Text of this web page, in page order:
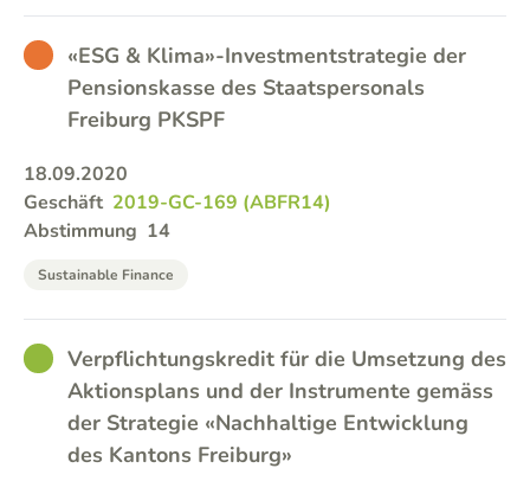
BAD «ESG & Klima»-Investmentstrategie der
Pensionskasse des Staatspersonals
Freiburg PKSPF
18.09.2020
Geschäft 2019-GC-169 (ABFR14)
Abstimmung 14
Sustainable Finance
GOODVerpflichtungskredit für die Umsetzung des
Aktionsplans und der Instrumente gemäss
der Strategie «Nachhaltige Entwicklung
des Kantons Freiburg»